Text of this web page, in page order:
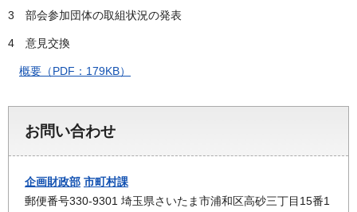
3 部会参加団体の取組状況の発表
4 意見交換
概要（PDF：179KB）
お問い合わせ
企画財政部 市町村課
郵便番号330-9301 埼玉県さいたま市浦和区高砂三丁目15番1